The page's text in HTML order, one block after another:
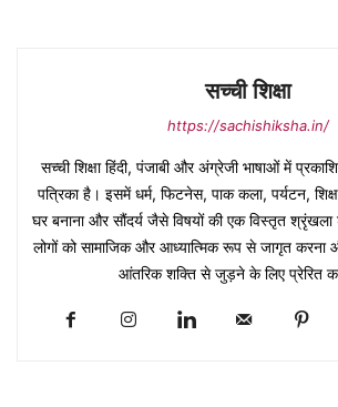
सच्ची शिक्षा
https://sachishiksha.in/
सच्ची शिक्षा हिंदी, पंजाबी और अंग्रेजी भाषाओं में
पत्रिका है। इसमें धर्म, फिटनेस, पाक कला, पर्यटन,
घर बनाना और सौंदर्य जैसे विषयों की एक विस्तृत श्रृंखला
लोगों को सामाजिक और आध्यात्मिक रूप से जागृत करना
आंतरिक शक्ति से जुड़ने के लिए प्रेरित